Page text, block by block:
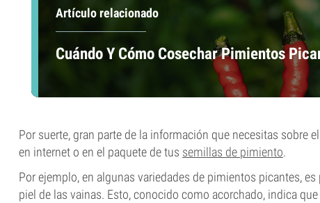
Artículo relacionado
Cuándo Y Cómo Cosechar Pimientos
Por suerte, gran parte de la información que necesitas sobre
en internet o en el paquete de tus semillas de pimiento.
Por ejemplo, en algunas variedades de pimientos picantes,
piel de las vainas. Esto, conocido como acorchado, indica